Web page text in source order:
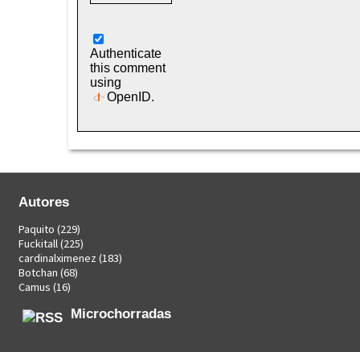
Authenticate
this comment
using
OpenID.
Autores
Paquito (229)
Fuckitall(225)
cardinalximenez (183)
Botchan (68)
Camus (16)
Microchorradas